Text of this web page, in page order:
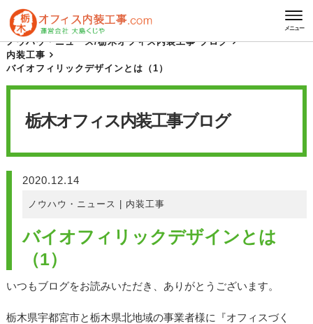
メニュー
HOME
栃木オフィス内装工事 ブログ
ノウハウ・ニュース/栃木オフィス内装工事 ブログ
内装工事
バイオフィリックデザインとは（1）
栃木オフィス内装工事ブログ
2020.12.14
ノウハウ・ニュース 内装工事
バイオフィリックデザインとは
（1）
いつもブログをお読みいただき、ありがとうございます。
栃木県宇都宮市と栃木県北地域の事業者様に『オフィスづく